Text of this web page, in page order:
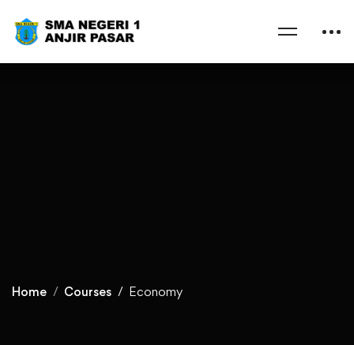
Home Courses Economy